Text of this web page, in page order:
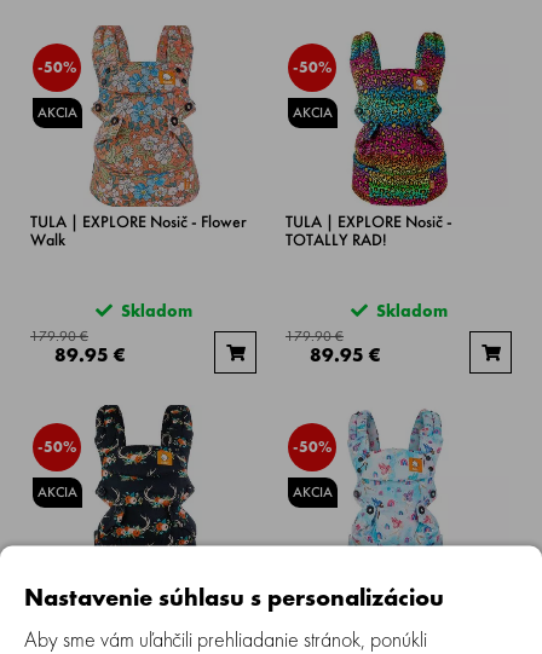
-50%
AKCIA
TULA | EXPLORE Nosič - Flower
Walk
Skladom
179.90 €
89.95 €
-50%
AKCIA
TULA | EXPLORE Nosič -
TOTALLY RAD!
Skladom
179.90 €
89.95 €
-50%
AKCIA
TULA | EXPLORE Nosič -
-50%
AKCIA
TULA | EXPLORE Nosič -
Nastavenie súhlasu s personalizáciou
Aby sme vám uľahčili prehliadanie stránok, ponúkli